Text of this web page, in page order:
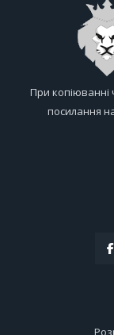
При копіюванні
посилання